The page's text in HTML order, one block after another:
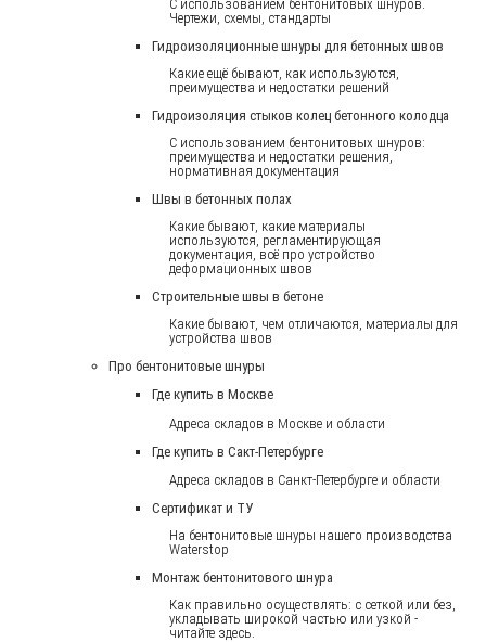
С использованием бентонитовых шнуров.
Чертежи, схемы, стандарты
Гидроизоляционные шнуры для бетонных швов
Какие ещё бывают, как используются,
преимущества и недостатки решений
Гидроизоляция стыков колец бетонного колодца
С использованием бентонитовых шнуров:
преимущества и недостатки решения,
нормативная документация
Швы в бетонных полах
Какие бывают, какие материалы
используются, регламентирующая
документация, всё про устройство
деформационных швов
Строительные швы в бетоне
Какие бывают, чем отличаются, материалы для
устройства швов
Про бентонитовые шнуры
Где купить в Москве
Адреса складов в Москве и области
Где купить в Сакт-Петербурге
Адреса складов в Санкт-Петербурге и области
Сертификат и ТУ
На бентонитовые шнуры нашего производства
Waterstop
Монтаж бентонитового шнура
Как правильно осуществлять: с сеткой или без,
укладывать широкой частью или узкой -
читайте здесь.